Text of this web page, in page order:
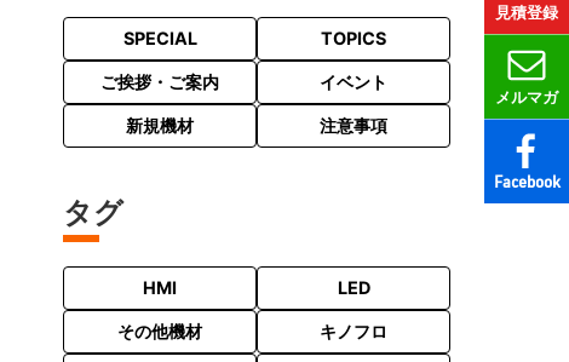
見積登録
メルマガ
Facebook
SPECIAL TOPICS
ご挨拶・ご案内 イベント
新規機材 注意事項
タグ
HMI LED
その他機材 キノフロ